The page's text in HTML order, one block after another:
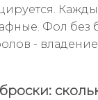
Фол без
-